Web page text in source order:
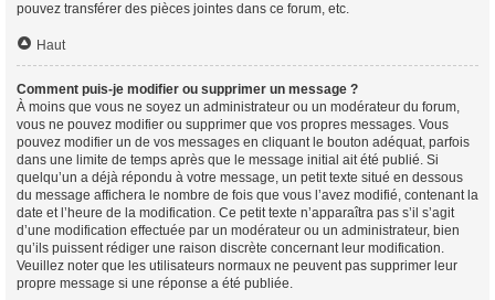
pouvez transférer des pièces jointes dans ce forum, etc.
Haut
Comment puis-je modifier ou supprimer un message ?
À moins que vous ne soyez un administrateur ou un modérateur du forum,
vous ne pouvez modifier ou supprimer que vos propres messages. Vous
pouvez modifier un de vos messages en cliquant le bouton adéquat, parfois
dans une limite de temps après que le message initial ait été publié. Si
quelqu’un a déjà répondu à votre message, un petit texte situé en dessous
du message affichera le nombre de fois que vous l’avez modifié, contenant la
date et l’heure de la modification. Ce petit texte n’apparaîtra pas s’il s’agit
d’une modification effectuée par un modérateur ou un administrateur, bien
qu’ils puissent rédiger une raison discrète concernant leur modification.
Veuillez noter que les utilisateurs normaux ne peuvent pas supprimer leur
propre message si une réponse a été publiée.